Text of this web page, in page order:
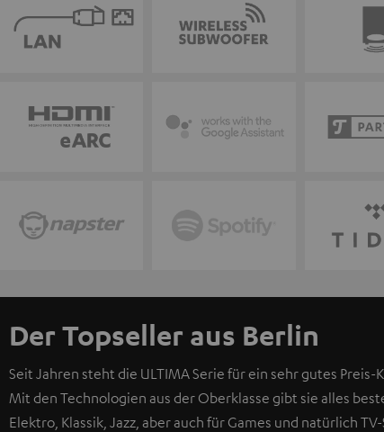
Der Topseller aus Berlin
Seit Jahren steht die ULTIMA Serie für ein sehr gutes
Mit den Technologien aus der Oberklasse gibt sie alles
Elektro, Klassik, Jazz, aber auch für Games und natürlich